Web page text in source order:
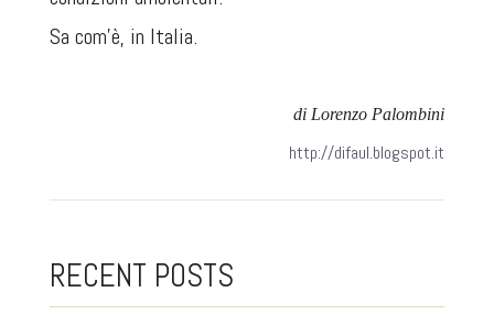
Sa com'è, in Italia.
di Lorenzo Palombini
http://difaul.blogspot.it
RECENT POSTS